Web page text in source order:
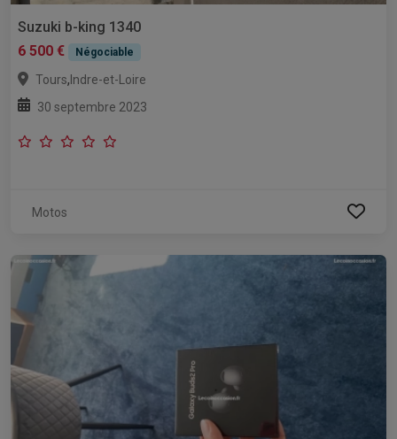
Suzuki b-king 1340
6 500 €
Négociable
Tours, Indre-et-Loire
30 septembre 2023
Motos